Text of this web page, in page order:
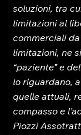
soluzioni, tra
limitazioni al
commerciali
limitazioni, ne
“paziente” e
lo riguardano,
quelle attuali,
compasso e
Piozzi